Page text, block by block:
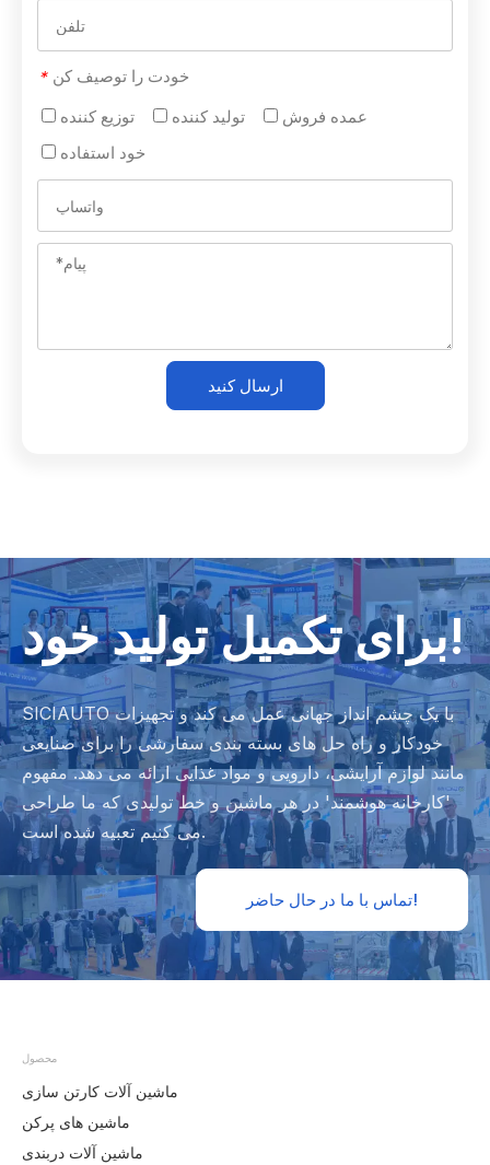
* خودت را توصیف کن
توزیع کننده
تولید کننده
عمده فروش
خود استفاده
ارسال کنید
برای تکمیل تولید خود!
SICIAUTO با یک چشم انداز جهانی عمل می کند و تجهیزات
خودکار و راه حل های بسته بندی سفارشی را برای صنایعی
مانند لوازم آرایشی، دارویی و مواد غذایی ارائه می دهد. مفهوم
'کارخانه هوشمند' در هر ماشین و خط تولیدی که ما طراحی
می کنیم تعبیه شده است.
تماس با ما در حال حاضر!
محصول
ماشین آلات کارتن سازی
ماشین های پرکن
ماشین آلات دربندی